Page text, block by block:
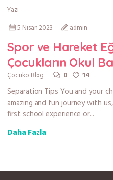
Yazı
5 Nisan 2023
admin
Spor ve Hareket
Çocukların Okul
Çocuko Blog 0 14
Separation Tips You and your
amazing and fun journey with
first school experience or...
Daha Fazla